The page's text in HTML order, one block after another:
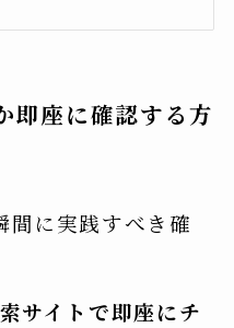
即座に確認する方
間に実践すべき確
サイトで即座にチ